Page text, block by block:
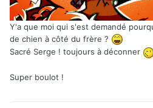
Y'a que moi qui s'est demandé
de chien à côté du frère ?
Sacré Serge ! toujours à déconner
Super boulot !